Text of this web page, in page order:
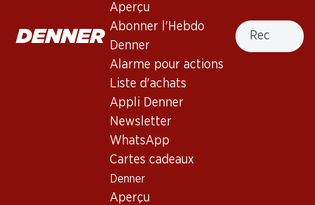
Aperçu
Abonner l'Hebdo
Denner
Alarme pour actions
Liste d'achats
Appli Denner
Newsletter
WhatsApp
Cartes cadeaux
Denner
Aperçu
Recherche
Robe pourpre clair. Nez de baies et de fruits mûrs. Bouche
moyennement corsée. Finale moelleuse.
Petite bouteille : 50 cl